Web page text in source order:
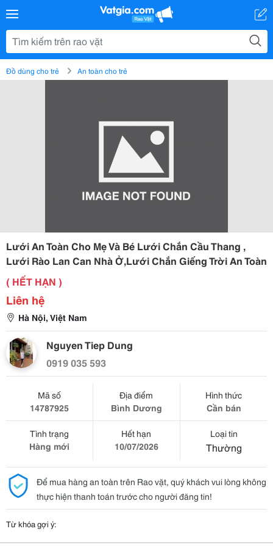
Đồ dùng cho trẻ An toàn cho trẻ
Lưới An Toàn Cho Mẹ Và Bé Lưới Chắn Cầu Thang ,
Lưới Rào Lan Can Nhà Ở,Lưới Chắn Giếng Trời An Toàn
( HẾT HẠN )
Liên hệ
Hà Nội, Việt Nam
Nguyen Tiep Dung
0919 035 593
Mã số
14787925
Địa điểm
Bình Dương
Hình thức
Cần bán
Tình trạng
Hàng mới
Hết hạn
10/07/2026
Loại tin
Thường
Để mua hàng an toàn trên Rao vặt, quý khách vui lòng không
thực hiện thanh toán trước cho người đăng tin!
Từ khóa gợi ý: